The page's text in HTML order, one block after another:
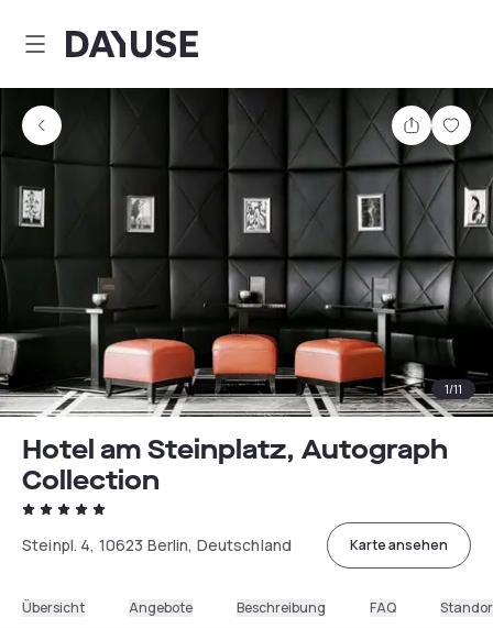
Dayuse
Teilen
1/11
Hotel am Steinplatz, Autograph
Collection
Steinpl. 4, 10623 Berlin, Deutschland Karte ansehen
Übersicht Angebote Beschreibung FAQ